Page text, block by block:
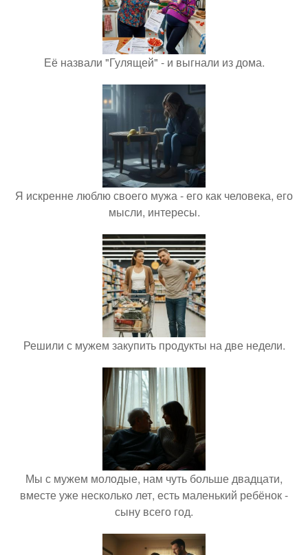
Её назвали "Гулящей" - и выгнали из дома.
Я искренне люблю своего мужа - его как человека, его
мысли, интересы.
Решили с мужем закупить продукты на две недели.
Мы с мужем молодые, нам чуть больше двадцати,
вместе уже несколько лет, есть маленький ребёнок -
сыну всего год.